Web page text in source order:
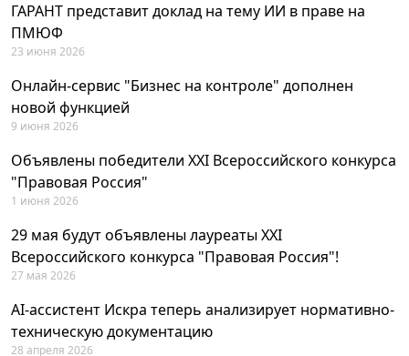
ГАРАНТ представит доклад на тему ИИ в праве на
ПМЮФ
23 июня 2026
Онлайн-сервис "Бизнес на контроле" дополнен
новой функцией
9 июня 2026
Объявлены победители XXI Всероссийского конкурса
"Правовая Россия"
1 июня 2026
29 мая будут объявлены лауреаты XXI
Всероссийского конкурса "Правовая Россия"!
27 мая 2026
AI-ассистент Искра теперь анализирует нормативно-
техническую документацию
28 апреля 2026